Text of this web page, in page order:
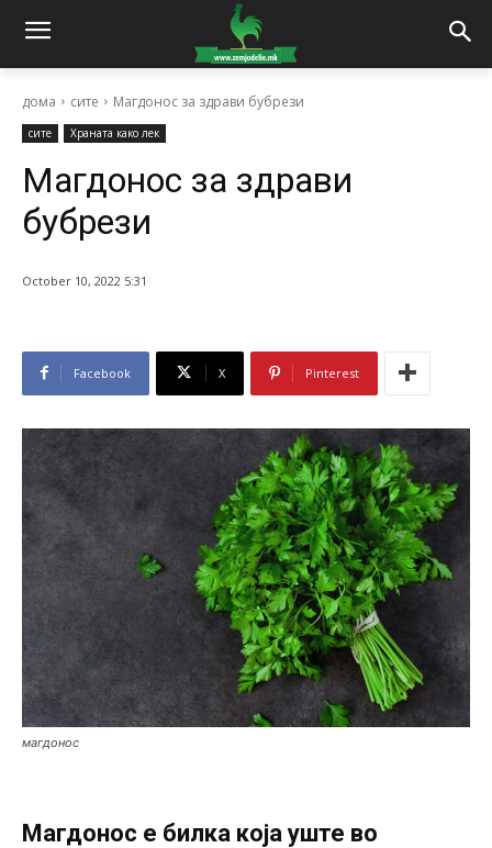
дома сите Магдонос за здрави бубрези
сите Храната како лек
Магдонос за здрави
бубрези
October 10, 2022 5:31
Facebook X Pinterest
магдонос
Магдонос е билка која уште во